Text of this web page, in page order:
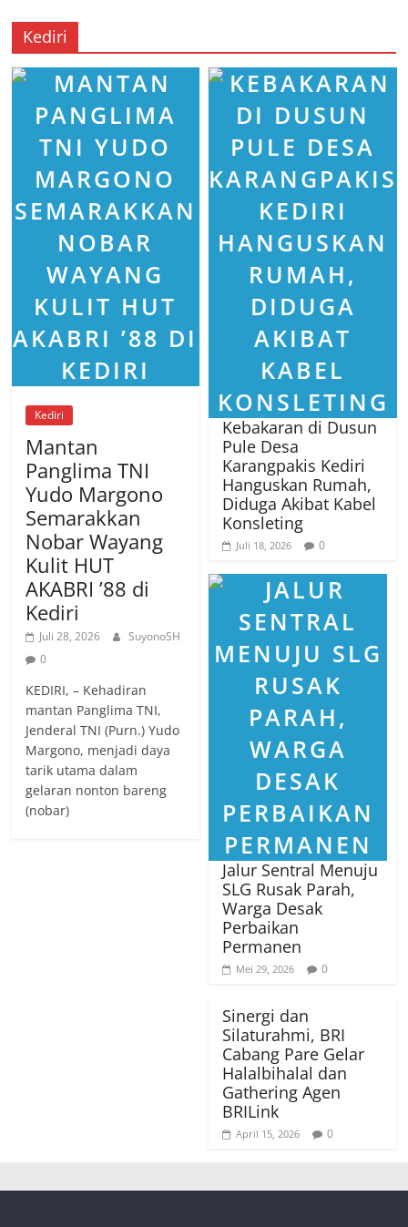
Kediri
Kediri
Mantan
Panglima TNI
Yudo Margono
Semarakkan
Nobar Wayang
Kulit HUT
AKABRI ’88 di
Kediri
Juli 28, 2026
SuyonoSH
0
KEDIRI, – Kehadiran
mantan Panglima TNI,
Jenderal TNI (Purn.) Yudo
Margono, menjadi daya
tarik utama dalam
gelaran nonton bareng
(nobar)
Kebakaran di Dusun
Pule Desa
Karangpakis Kediri
Hanguskan Rumah,
Diduga Akibat Kabel
Konsleting
Juli 18, 2026 0
Jalur Sentral Menuju
SLG Rusak Parah,
Warga Desak
Perbaikan
Permanen
Mei 29, 2026 0
Sinergi dan
Silaturahmi, BRI
Cabang Pare Gelar
Halalbihalal dan
Gathering Agen
BRILink
April 15, 2026 0